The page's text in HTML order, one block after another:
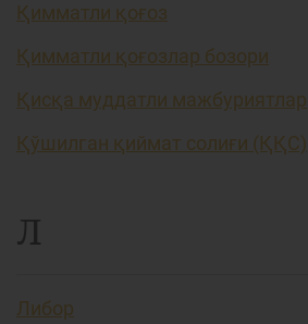
Қимматли қоғоз
Қимматли қоғозлар бозори
Қисқа муддатли мажбуриятлар
Қўшилган қиймат солиғи (ҚҚС)
Л
Либор